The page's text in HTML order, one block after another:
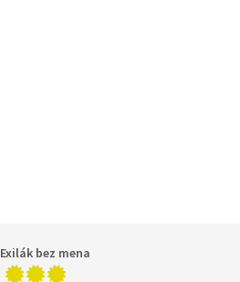
Exilák bez mena